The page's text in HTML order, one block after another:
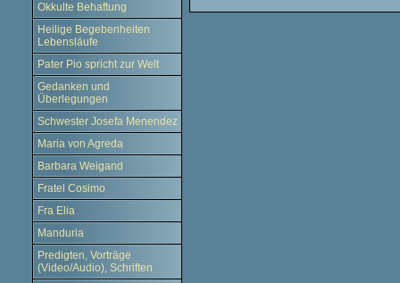
Okkulte Behaftung
Heilige Begebenheiten
Lebensläufe
Pater Pio spricht zur Welt
Gedanken und
Überlegungen
Schwester Josefa Menendez
Maria von Agreda
Barbara Weigand
Fratel Cosimo
Fra Elia
Manduria
Predigten, Vorträge
(Video/Audio), Schriften